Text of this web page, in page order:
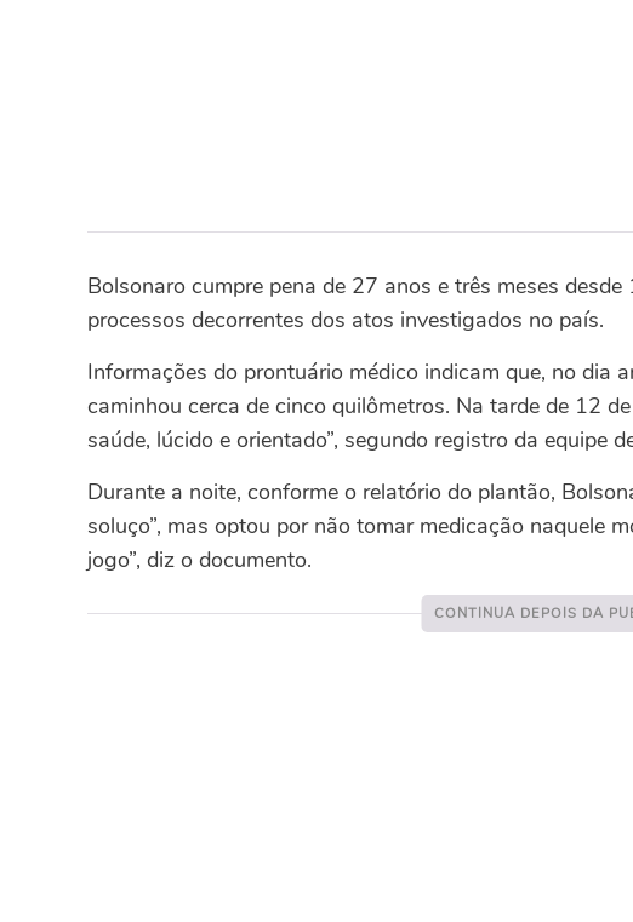
Bolsonaro cumpre pena de 27 anos e três meses
processos decorrentes dos atos investigados no país.
Informações do prontuário médico indicam que, no dia
caminhou cerca de cinco quilômetros. Na tarde de 12
saúde, lúcido e orientado”, segundo registro da equipe
Durante a noite, conforme o relatório do plantão,
soluço”, mas optou por não tomar medicação naquele
jogo”, diz o documento.